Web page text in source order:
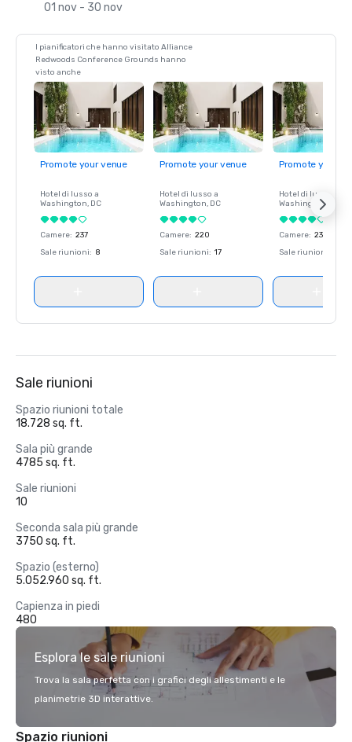
01 nov - 30 nov
I pianificatori che hanno visitato Alliance
Redwoods Conference Grounds hanno
visto anche
Promote your venue
Hotel di lusso a
Washington, DC
Camere: 237
Sale riunioni: 8
Promote your venue
Hotel di lusso a
Washington, DC
Camere: 220
Sale riunioni: 17
Promote your
Hotel di lusso a
Washington
Camere: 237
Sale riunioni
Sale riunioni
Spazio riunioni totale
18.728 sq. ft.
Sala più grande
4785 sq. ft.
Sale riunioni
10
Seconda sala più grande
3750 sq. ft.
Spazio (esterno)
5.052.960 sq. ft.
Capienza in piedi
480
Esplora le sale riunioni
Trova la sala perfetta con i grafici degli allestimenti e le
planimetrie 3D interattive.
Spazio riunioni